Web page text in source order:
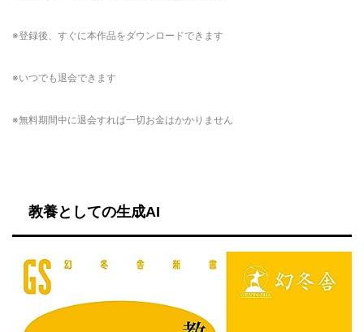
※登録後、すぐに本作品をダウンロードできます
※いつでも退会できます
※無料期間中に退会すれば一切お金はかかりません
教養としての生成AI